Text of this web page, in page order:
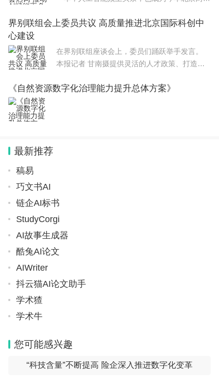
产业优势明显，AI赋能百姓生活和产业，让千年
界别联组会上委员共议 高质量推进北京国际科创中
心建设
在界别联组座谈会上，委员们踊跃举手发言。
本报记者 甘南摄提供灵活的人才政策、打造稳
市政协十四届二次会议举行界别联组会，多名委
《自然资源数字化治理能力提升总体方案》
最新推荐
稿易
巧文书AI
链企AI标书
StudyCorgi
AI故事生成器
酷兔AI论文
AIWriter
抖云猫AI论文助手
学术猹
学术牛
您可能感兴趣
“科技含量”不断提高 险企深入推进数字化变革